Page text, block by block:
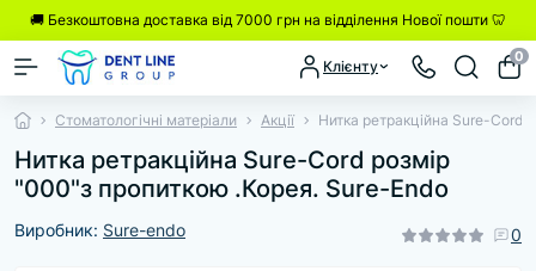
🚚 Безкоштовна доставка від 7000 грн на відділення Нової пошти 🦷
Клієнту
0
Стоматологічні матеріали Акції Нитка ретракційна Sure-Cord
Нитка ретракційна Sure-Cord розмір
"000"з пропиткою .Корея. Sure-Endo
Виробник: Sure-endo 0